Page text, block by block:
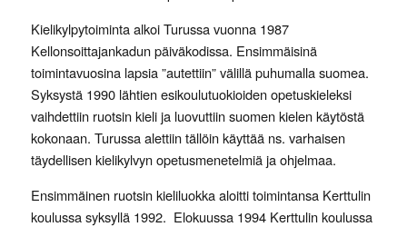
Kielikylpytoiminta alkoi Turussa vuonna 1987
Kellonsoittajankadun päiväkodissa. Ensimmäisinä
toimintavuosina lapsia ”autettiin” välillä puhumalla suomea.
Syksystä 1990 lähtien esikoulutuokioiden opetuskieleksi
vaihdettiin ruotsin kieli ja luovuttiin suomen kielen käytöstä
kokonaan. Turussa alettiin tällöin käyttää ns. varhaisen
täydellisen kielikylvyn opetusmenetelmiä ja ohjelmaa.
Ensimmäinen ruotsin kieliluokka aloitti toimintansa Kerttulin
koulussa syksyllä 1992. Elokuussa 1994 Kerttulinkoulussa